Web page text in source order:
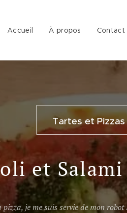
Accueil À propos Contact
Tartes et
et Salami
pizza, je me suis servie de mon